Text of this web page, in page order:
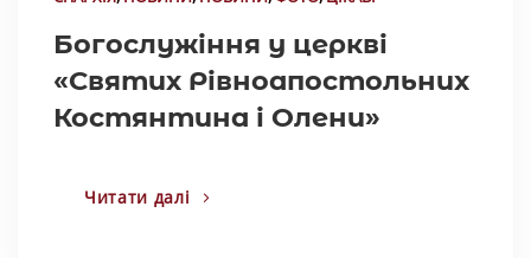
Богослужіння у церкві
«Святих Рівноапостольних
Костянтина і Олени»
Читати далі